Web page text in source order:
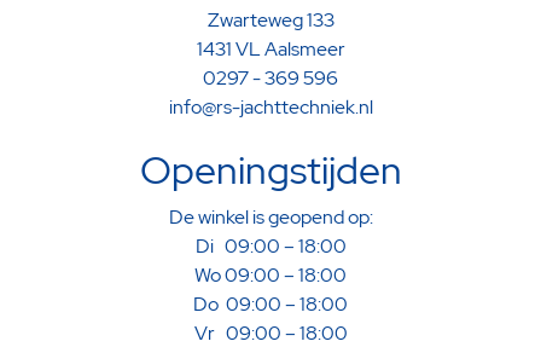
Zwarteweg 133
1431 VL Aalsmeer
0297 - 369 596
info@rs-jachttechniek.nl
Openingstijden
De winkel is geopend op:
Di 09:00 – 18:00
Wo 09:00 – 18:00
Do 09:00 – 18:00
Vr 09:00 – 18:00